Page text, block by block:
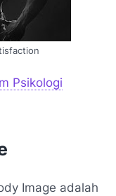
Psikologi
Image adalah